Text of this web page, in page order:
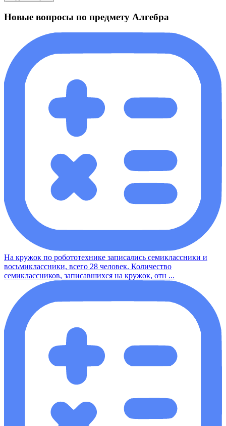
Новые вопросы по предмету Алгебра
На кружок по робототехнике записались семиклассники и
восьмиклассники, всего 28 человек. Количество
семиклассников, записавшихся на кружок, отн ...